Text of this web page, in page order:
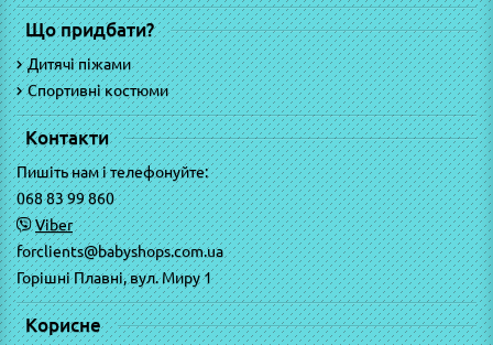
Що придбати?
Дитячі піжами
Спортивні костюми
Контакти
Пишіть нам і телефонуйте:
068 83 99 860
Viber
forclients@babyshops.com.ua
Горішні Плавні, вул. Миру 1
Корисне